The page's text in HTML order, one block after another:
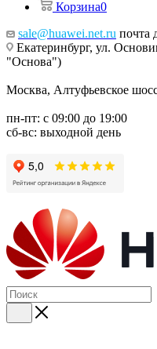
Корзина0
sale@huawei.net.ru почта
Екатеринбург, ул.
"Основа")
Москва, Алтуфьевское
пн-пт: с 09:00 до 19:00
сб-вс: выходной день